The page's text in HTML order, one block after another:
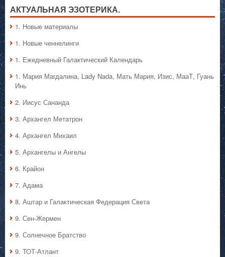
АКТУАЛЬНАЯ ЭЗОТЕРИКА.
1. Hовые материалы
1. Hовые ченнелинги
1. Ежедневный Галактический Календарь
1. Мария Магдалина, Lady Nada, Мать Мария, Изис, МааТ, Гуань
Инь
2. Иисус Сананда
3. Архангел Метатрон
4. Архангел Михаил
5. Архангелы и Ангелы
6. Крайон
7. Адама
8. Аштар и Галактическая Федерация Света
9. Сен-Жермен
9. Солнечное Братство
9. ТОТ-Атлант